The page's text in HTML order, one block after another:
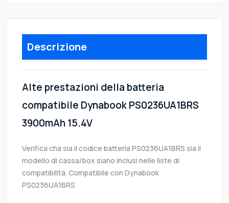
Descrizione
Alte prestazioni della batteria
compatibile Dynabook PS0236UA1BRS
3900mAh 15.4V
Verifica cha sia il codice batteria PS0236UA1BRS sia il
modello di cassa/box siano inclusi nelle liste di
compatibilità. Compatibile con Dynabook
PS0236UA1BRS